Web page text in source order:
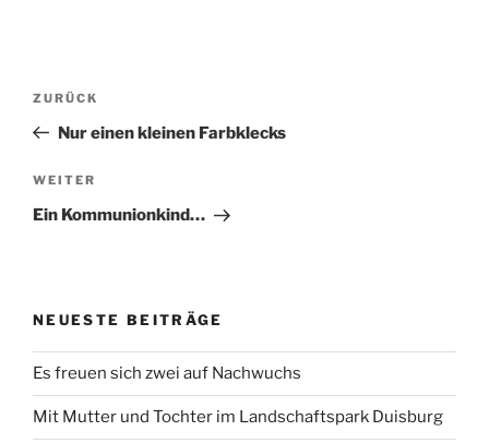
Beitragsnavigation
Vorheriger
Beitrag
ZURÜCK
Nur einen kleinen Farbklecks
Nächster
Beitrag
WEITER
Ein Kommunionkind…
NEUESTE BEITRÄGE
Es freuen sich zwei auf Nachwuchs
Mit Mutter und Tochter im Landschaftspark Duisburg